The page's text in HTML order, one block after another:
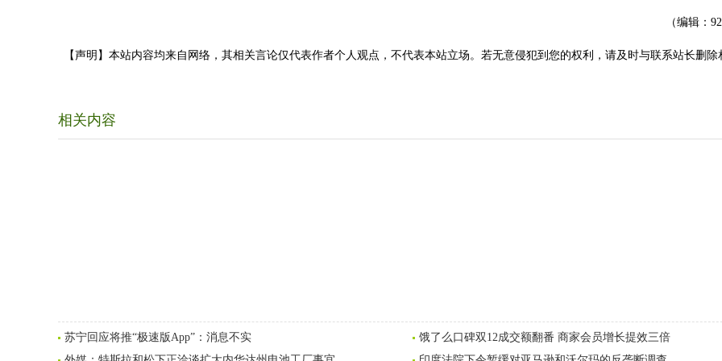
（编辑：
【声明】本站内容均来自网络，其相关言论仅代表作者个人观点，不代表本站立场。若无意侵犯到您的权利，请及时与联系站长删除
相关内容
苏宁回应将推“极速版App”：消息不实
饿了么口碑双12成交额翻番 商家会员增长提效三倍